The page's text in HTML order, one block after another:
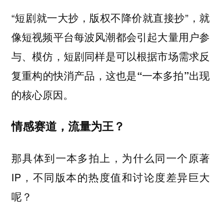
“短剧就一大抄，版权不降价就直接抄”，就
像短视频平台每波风潮都会引起大量用户参
与、模仿， 短剧同样是可以根据市场需求反
复重构的快消产品，这也是“一本多拍”出现
的核心原因。
情感赛道，流量为王？
那具体到一本多拍上，为什么同一个原著
IP，不同版本的热度值和讨论度差异巨大
呢？